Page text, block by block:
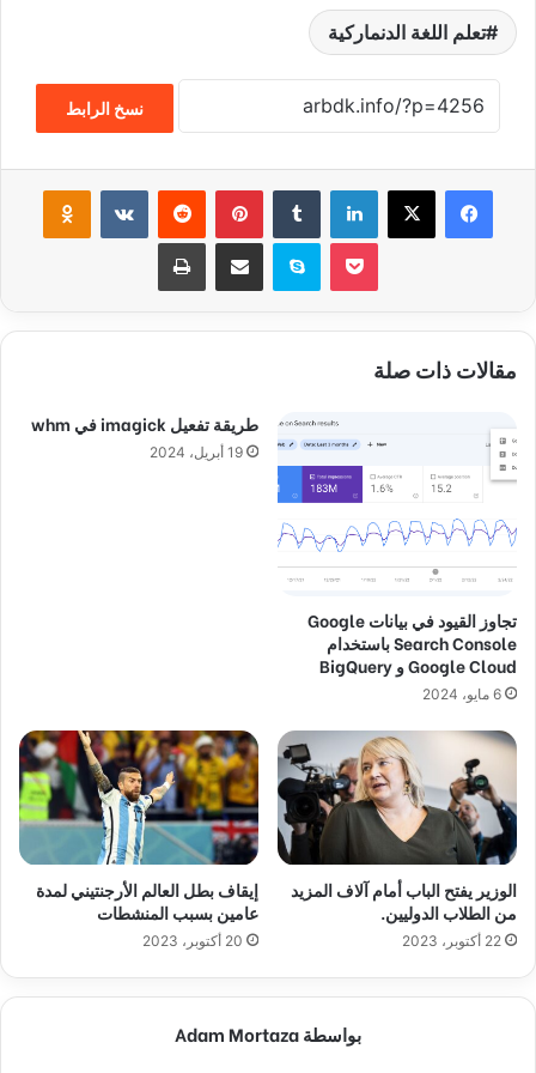
تعلم اللغة الدنماركية
نسخ الرابط
فيسبوك لينكدإن بينتيريست
سكايب
مقالات ذات صلة
تجاوز القيود في بيانات Google
Search Console باستخدام
Google Cloud و BigQuery
6 مايو، 2024
طريقة تفعيل imagick في whm
19 أبريل، 2024
الوزير يفتح الباب أمام آلاف المزيد
من الطلاب الدوليين.
22 أكتوبر، 2023
إيقاف بطل العالم الأرجنتيني لمدة
عامين بسبب المنشطات
20 أكتوبر، 2023
بواسطة Adam Mortaza